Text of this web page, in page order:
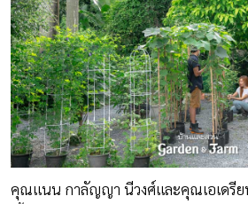
คุณแนน กาลัญญา นีวงศ์และคุณเอเดรีย